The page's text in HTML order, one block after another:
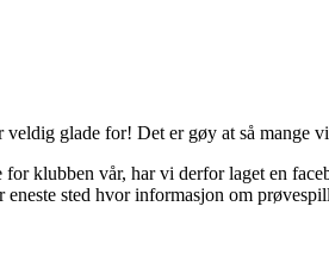
glade for! Det er gøy at så mange
klubben vår, har vi derfor laget en
sted hvor informasjon om